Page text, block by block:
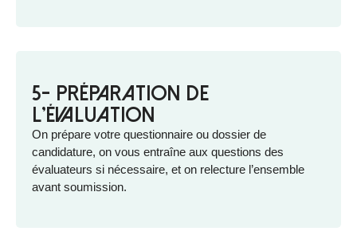
5- Préparation de
l'évaluation
On prépare votre questionnaire ou dossier de
candidature, on vous entraîne aux questions des
évaluateurs si nécessaire, et on relecture l’ensemble
avant soumission.